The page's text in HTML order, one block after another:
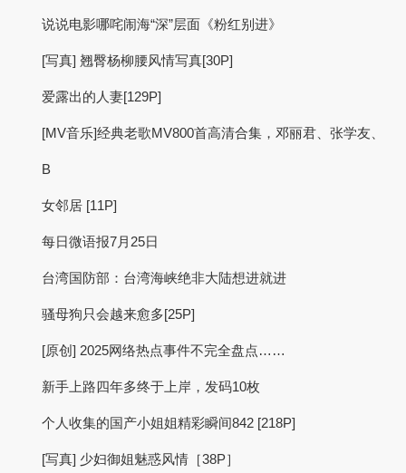
说说电影哪咤闹海“深”层面《粉红别进》
[写真] 翘臀杨柳腰风情写真[30P]
爱露出的人妻[129P]
[MV音乐]经典老歌MV800首高清合集，邓丽君、张学友、
B
女邻居 [11P]
每日微语报7月25日
台湾国防部：台湾海峡绝非大陆想进就进
骚母狗只会越来愈多[25P]
[原创] 2025网络热点事件不完全盘点……
新手上路四年多终于上岸，发码10枚
个人收集的国产小姐姐精彩瞬间842 [218P]
[写真] 少妇御姐魅惑风情［38P］